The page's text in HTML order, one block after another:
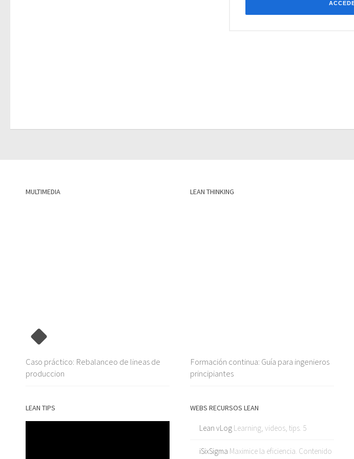
MULTIMEDIA
Caso práctico: Rebalanceo de lineas de
produccion
LEAN TIPS
LEAN THINKING
Formación continua: Guía para ingenieros
principiantes
WEBS RECURSOS LEAN
Lean vLogLearning, videos, tips. 5
iSixSigma Maximice la eficiencia. Contenido